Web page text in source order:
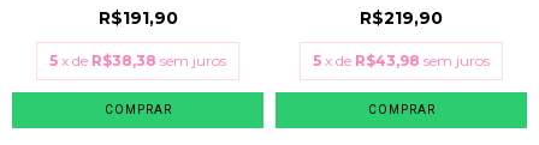
R$191,90
5 x de R$38,38 sem juros
COMPRAR
R$219,90
5 x de R$43,98 sem juros
COMPRAR